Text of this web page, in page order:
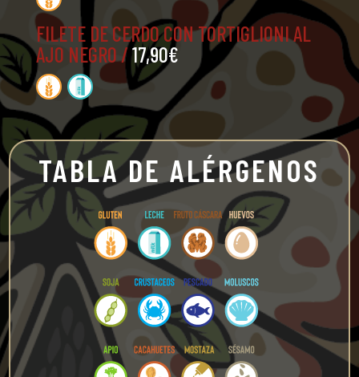
FILETE DE CERDO CON TORTIGLIONI AL
AJO NEGRO /17,90€
TABLA DE ALÉRGENOS